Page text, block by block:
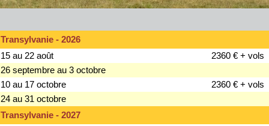
Transylvanie - 2026
15 au 22 août
2360 € + vols
26 septembre au 3 octobre
10 au 17 octobre
2360 € + vols
24 au 31 octobre
Transylvanie - 2027